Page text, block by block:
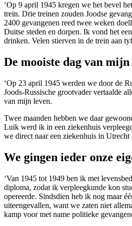
‘Op 9 april 1945 kregen we het bevel
trein. Drie treinen zouden Joodse
2400 gevangenen reed twee weken
Duitse steden en dorpen. Ik vond het
drinken. Velen stierven in de trein aan
De mooiste dag van mijn
‘Op 23 april 1945 werden we door de
Joods-Russische grootvader vertaalde
van mijn leven.
Twee maanden hebben we daar
Luik werd ik in een ziekenhuis
we direct naar een ziekenhuis in Utrecht
We gingen ieder onze
‘Van 1945 tot 1949 ben ik met
diploma, zodat ik verpleegkunde kon
opereerde. Sindsdien heb ik nog maar
uiteengevallen, want we zaten niet
kamp voor met name politieke